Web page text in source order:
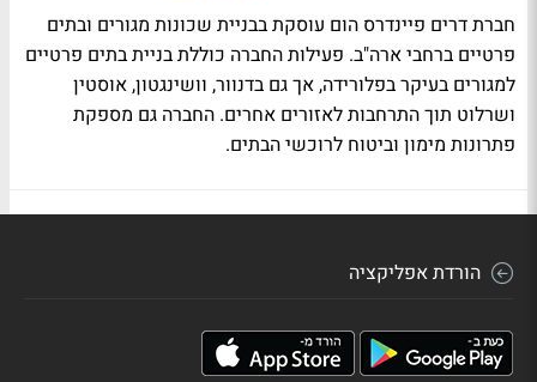
חברת דרים פיינדרס הום עוסקת בבניית שכונות מגורים ובתים
פרטיים ברחבי ארה"ב. פעילות החברה כוללת בניית בתים פרטיים
למגורים בעיקר בפלורידה, אך גם בדנוור, וושינגטון, אוסטין
ושרלוט תוך התרחבות לאזורים אחרים. החברה גם מספקת
פתרונות מימון וביטוח לרוכשי הבתים.
הורדת אפליקציה